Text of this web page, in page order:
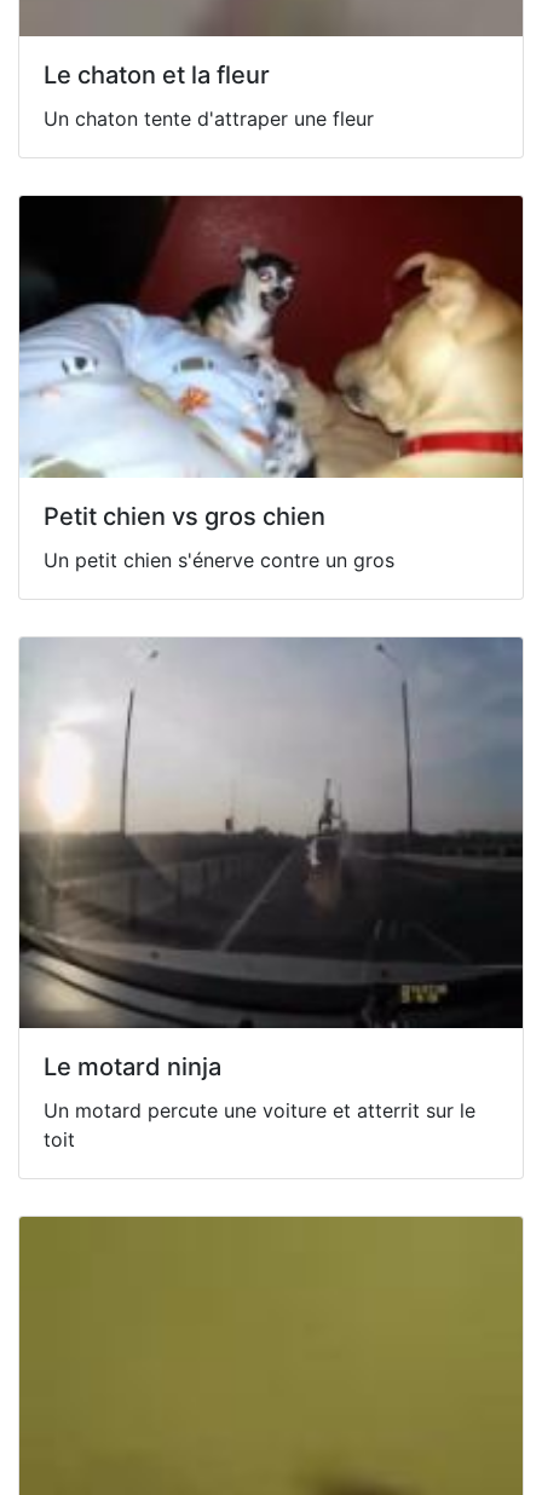
Le chaton et la fleur
Un chaton tente d'attraper une fleur
Petit chien vs gros chien
Un petit chien s'énerve contre un gros
Le motard ninja
Un motard percute une voiture et atterrit sur le
toit